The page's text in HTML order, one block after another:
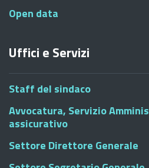
Open data
Uffici e Servizi
Staff del sindaco
Avvocatura, Servizio
assicurativo
Settore Direttore Generale